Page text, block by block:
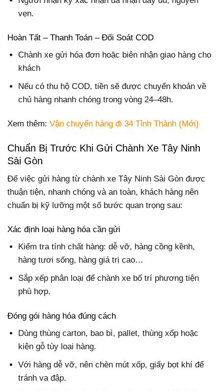
vẹn.
Hoàn Tất – Thanh Toán – Đối Soát COD
Chành xe gửi hóa đơn hoặc biên nhận giao hàng cho
khách
Nếu có thu hộ COD, tiền sẽ được chuyển khoản về
chủ hàng nhanh chóng trong vòng 24–48h.
Xem thêm: Vận chuyển hàng đi 34 Tỉnh Thành (Mới)
Chuẩn Bị Trước Khi Gửi Chành Xe Tây Ninh
Sài Gòn
Để việc gửi hàng từ chành xe Tây Ninh Sài Gòn được
thuận tiện, nhanh chóng và an toàn, khách hàng nên
chuẩn bị kỹ lưỡng một số bước quan trọng sau:
Xác định loại hàng hóa cần gửi
Kiểm tra tính chất hàng: dễ vỡ, hàng cồng kềnh,
hàng tươi sống, hàng giá trị cao…
Sắp xếp phân loại để chành xe bố trí phương tiện
phù hợp.
Đóng gói hàng hóa đúng cách
Dùng thùng carton, bao bì, pallet, thùng xốp hoặc
kiện gỗ tùy loại hàng.
Với hàng dễ vỡ, nên chèn mút xốp, giấy bọt khí để
tránh va đập.